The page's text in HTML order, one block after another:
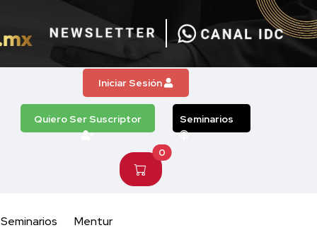
Iniciar Sesión
Quiero Ser Suscriptor Seminarios
0
Seminarios Mentur